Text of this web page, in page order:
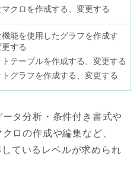
クロを作成する、変更する
能を使用したグラフを作成す
する
トテーブルを作成する、変更する
トグラフを作成する、変更する
タ分析・条件付き書式や
ロの作成や編集など、
ているレベルが求められ